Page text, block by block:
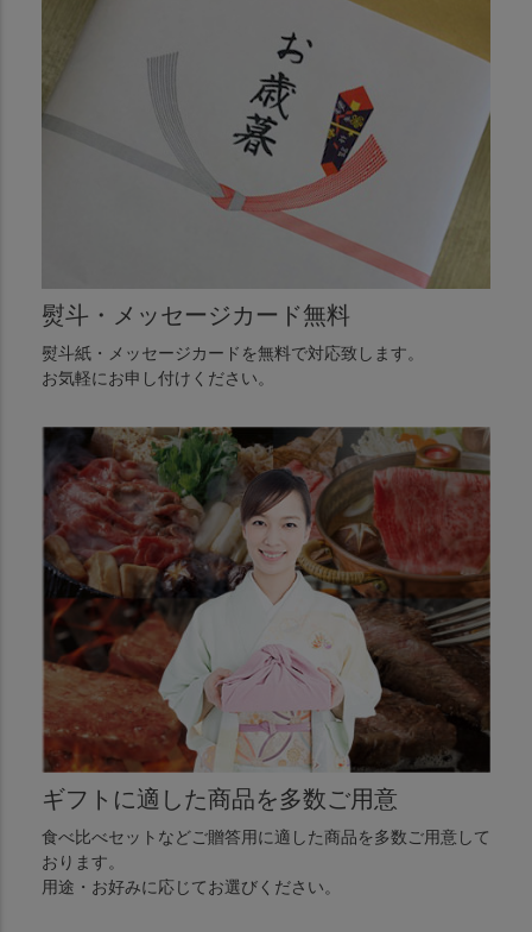
熨斗・メッセージカード無料
熨斗紙・メッセージカードを無料で対応致します。
お気軽にお申し付けください。
ギフトに適した商品を多数ご用意
食べ比べセットなどご贈答用に適した商品を多数ご用意して
おります。
用途・お好みに応じてお選びください。